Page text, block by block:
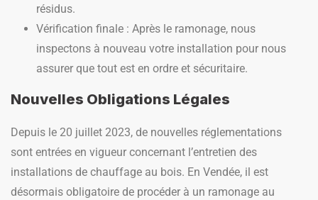
résidus.
Vérification finale : Après le ramonage, nous
inspectons à nouveau votre installation pour nous
assurer que tout est en ordre et sécuritaire.
Nouvelles Obligations Légales
Depuis le 20 juillet 2023, de nouvelles réglementations
sont entrées en vigueur concernant l’entretien des
installations de chauffage au bois. En Vendée, il est
désormais obligatoire de procéder à un ramonage au